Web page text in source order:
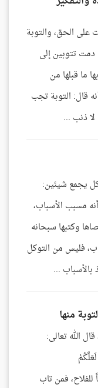
على الحق، والتوبة
دمت تتوبين إلى
ما قبلها من
قال: التوبة تجب
لا ذنب ...
يجمع شيئين:
مسبب الأسباب،
وكتبها سبحانه
فليس من التوكل
بالأسباب ...
منها
الله تعالى:
سبباً للفلاح، فمن تاب